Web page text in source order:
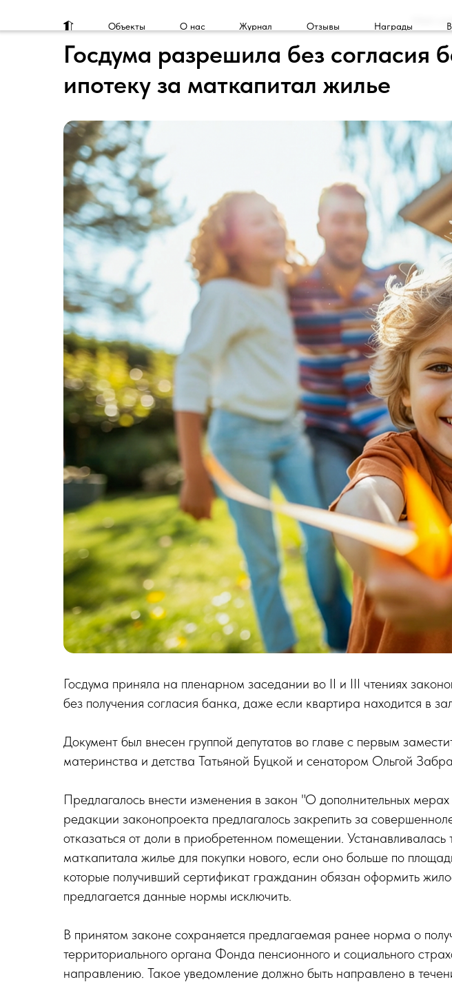
Объекты О нас Журнал Отзывы Награды Html
Госдума разрешила без согласия
ипотеку за маткапитал жилье
Госдума приняла на пленарном заседании во II и III чтениях
без получения согласия банка, даже если квартира находится в
Документ был внесен группой депутатов во главе с первым
материнства и детства Татьяной Буцкой и сенатором Ольгой
Предлагалось внести изменения в закон "О дополнительных
редакции законопроекта предлагалось закрепить за
отказаться от доли в приобретенном помещении.
маткапитала жилье для покупки нового, если оно больше по
которые получивший сертификат гражданин обязан оформить
предлагается данные нормы исключить.
В принятом законе сохраняется предлагаемая ранее норма о
территориального органа Фонда пенсионного и социального
направлению. Такое уведомление должно быть направлено в